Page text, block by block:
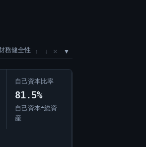
務健全性 ↑ ↓ ×
自己資本比率
81.5%
自己資本÷総資
産